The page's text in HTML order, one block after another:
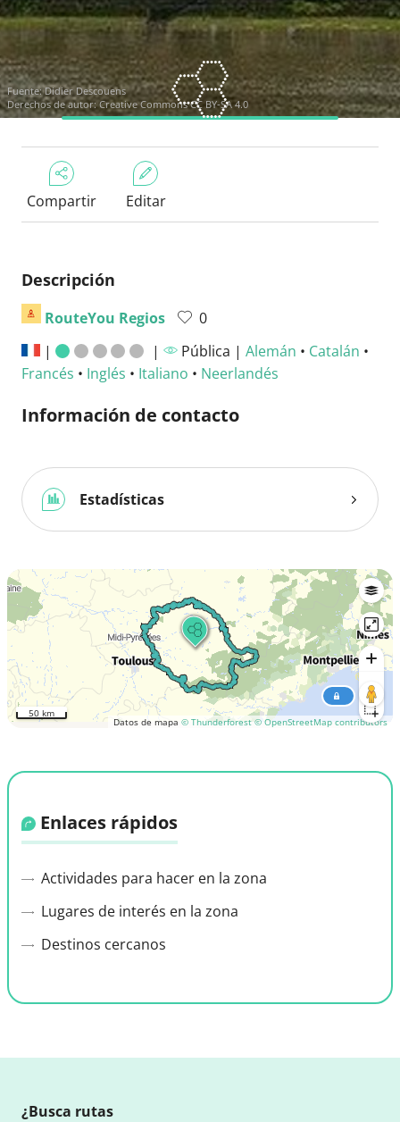
Fuente:Didier Descouens
Derechos de autor:Creative Commons CC BY-SA 4.0
Compartir Editar
Descripción
RouteYou Regios
0
|
| Pública | Alemán • Catalán •
Francés • Inglés • Italiano • Neerlandés
Información de contacto
Estadísticas
Datos de mapa © Thunderforest © OpenStreetMap contributors
50 km
Enlaces rápidos
Actividades para hacer en la zona
Lugares de interés en la zona
Destinos cercanos
¿Busca rutas